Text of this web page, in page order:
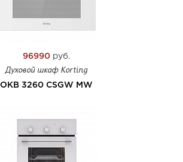
96990руб.
Духовой шкаф Korting
OKB 3260 CSGW MW